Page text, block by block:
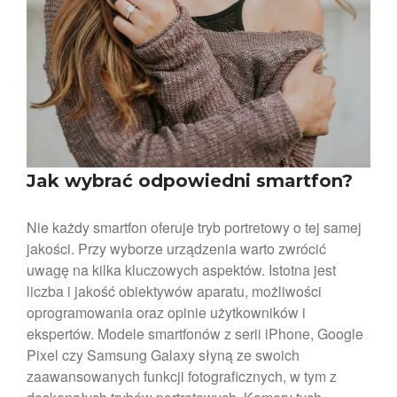
Zaloguj się
Kanał wpisów
Kanał komentarzy
WordPress.org
Jak wybrać odpowiedni smartfon?
Nie każdy smartfon oferuje tryb portretowy o tej samej
jakości. Przy wyborze urządzenia warto zwrócić
uwagę na kilka kluczowych aspektów. Istotna jest
liczba i jakość obiektywów aparatu, możliwości
oprogramowania oraz opinie użytkowników i
ekspertów. Modele smartfonów z serii iPhone, Google
Pixel czy Samsung Galaxy słyną ze swoich
zaawansowanych funkcji fotograficznych, w tym z